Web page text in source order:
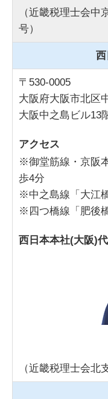
（近畿税理士会中
号）
〒530-0005
大阪府大阪市北区
大阪中之島ビル13
アクセス
※御堂筋線・京阪
歩4分
※中之島線「大江
※四つ橋線「肥後
西日本本社(大阪)
（近畿税理士会北